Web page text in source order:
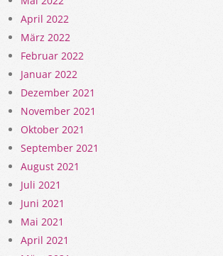
April 2022
März 2022
Februar 2022
Januar 2022
Dezember 2021
November 2021
Oktober 2021
September 2021
August 2021
Juli 2021
Juni 2021
Mai 2021
April 2021